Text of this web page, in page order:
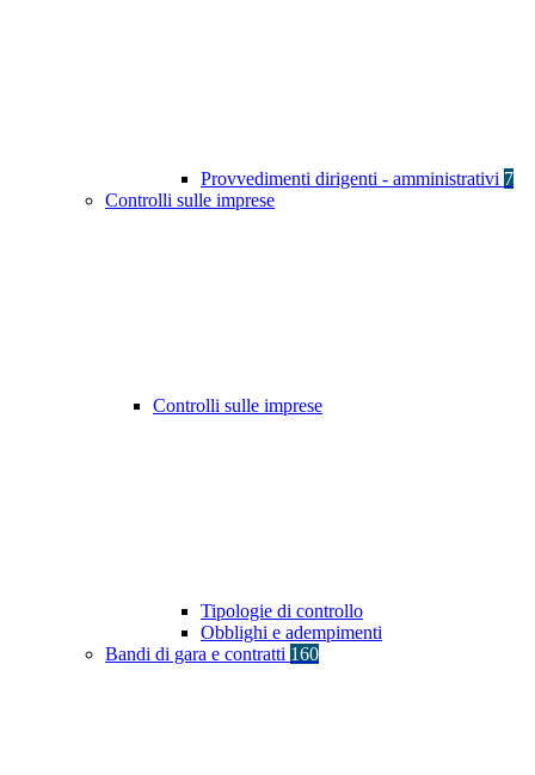
Provvedimenti dirigenti - amministrativi 7
Controlli sulle imprese
Controlli sulle imprese
Tipologie di controllo
Obblighi e adempimenti
Bandi di gara e contratti 160